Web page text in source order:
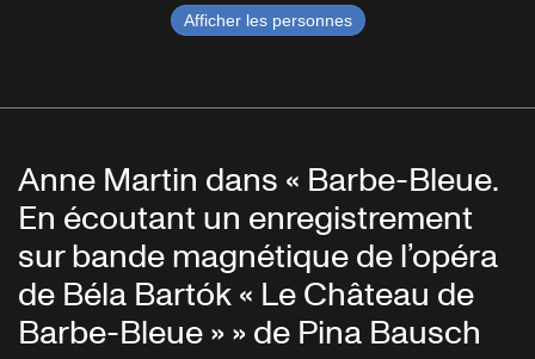
Afficher les personnes
Anne Martin dans « Barbe-Bleue.
En écoutant un enregistrement
sur bande magnétique de l’opéra
de Béla Bartók « Le Château de
Barbe-Bleue » » de Pina Bausch